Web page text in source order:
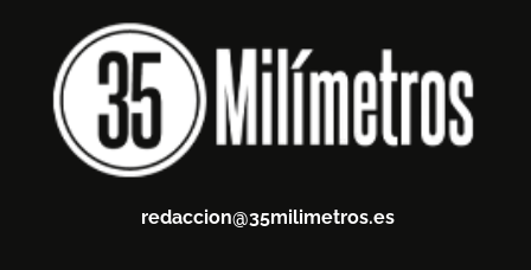
redaccion@35milimetros.es